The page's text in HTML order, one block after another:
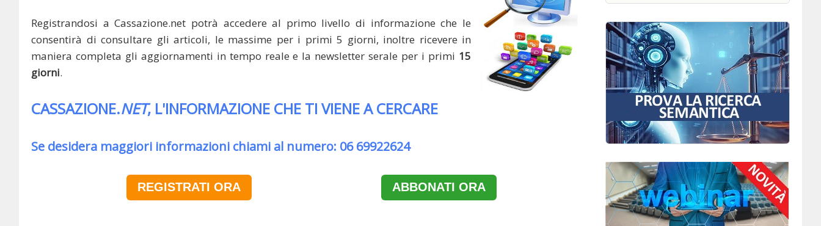
Registrandosi a Cassazione.net potrà accedere al primo livello di informazione che le
consentirà di consultare gli articoli, le massime per i primi 5 giorni, inoltre ricevere in
maniera completa gli aggiornamenti in tempo reale e la newsletter serale per i primi 15
giorni.
CASSAZIONE.NET, L'INFORMAZIONE CHE TI VIENE A CERCARE
Se desidera maggiori informazioni chiami al numero: 06 69922624
REGISTRATI ORA ABBONATI ORA